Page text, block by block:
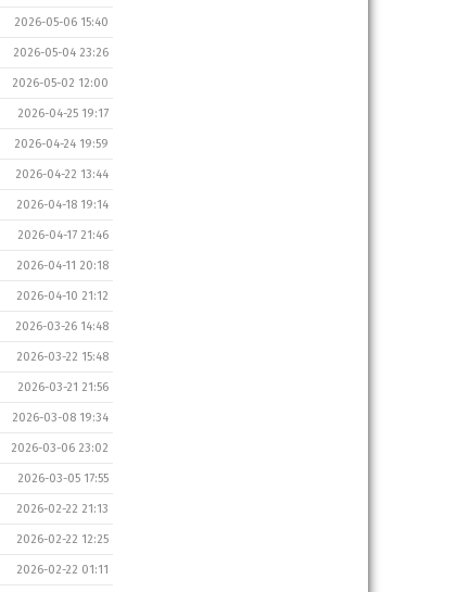
2026-05-06 15:40
2026-05-04 23:26
2026-05-02 12:00
2026-04-25 19:17
2026-04-24 19:59
2026-04-22 13:44
2026-04-18 19:14
2026-04-17 21:46
2026-04-11 20:18
2026-04-10 21:12
2026-03-26 14:48
2026-03-22 15:48
2026-03-21 21:56
2026-03-08 19:34
2026-03-06 23:02
2026-03-05 17:55
2026-02-22 21:13
2026-02-22 12:25
2026-02-22 01:11